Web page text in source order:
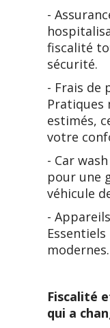
-
fiscalité
sécurité.
- Frais de
Pratiques
estimés,
votre
- Car
pour une
véhicule
-
modernes.
Fiscalité
qui a